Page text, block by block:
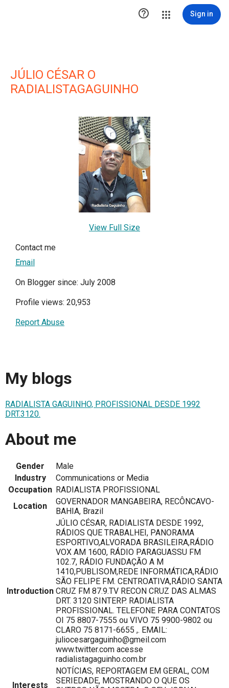
 Sign in
JÚLIO CÉSAR O
RADIALISTAGAGUINHO
View Full Size
Contact me
Email
On Blogger since: July 2008
Profile views: 20,953
Report Abuse
My blogs
RADIALISTA GAGUINHO, PROFISSIONAL DESDE 1992
DRT.3120.
About me
Gender
Male
Industry
Communications or Media
Occupation RADIALISTA PROFISSIONAL
Location
GOVERNADOR MANGABEIRA, RECÔNCAVO-
BAHIA, Brazil
Introduction
JÚLIO CÉSAR, RADIALISTA DESDE 1992,
RÁDIOS QUE TRABALHEI, PANORAMA
ESPORTIVO,ALVORADA BRASILEIRA,RÁDIO
VOX AM 1600, RÁDIO PARAGUASSU FM
102.7, RÁDIO FUNDAÇÃO A M
1410,PUBLISOM,REDE INFORMÁTICA,RÁDIO
SÃO FELIPE FM. CENTROATIVA,RÁDIO SANTA
CRUZ FM 87.9.TV RECON CRUZ DAS ALMAS
DRT. 3120 SINTERP. RADIALISTA
PROFISSIONAL. TELEFONE PARA CONTATOS
OI 75 8807-7555 ou VIVO 75 9900-9802 ou
CLARO 75 8171-6655 ,. EMAIL:
juliocesargaguinho@gmeil.com
www.twitter.com acesse
radialistagaguinho.com.br
Interests
NOTÍCIAS, REPORTAGEM EM GERAL, COM
SERIEDADE, MOSTRANDO O QUE OS